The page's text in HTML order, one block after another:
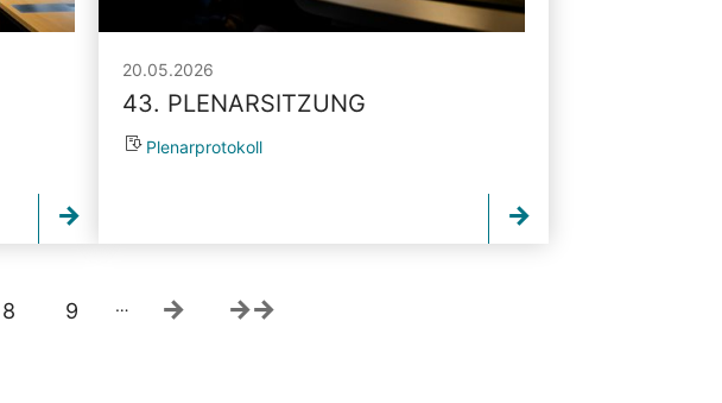
20.05.2026
43. PLENARSITZUNG
Plenarprotokoll
8 9 …